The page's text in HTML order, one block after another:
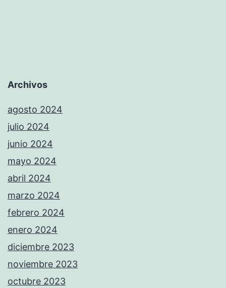
Archivos
agosto 2024
julio 2024
junio 2024
mayo 2024
abril 2024
marzo 2024
febrero 2024
enero 2024
diciembre 2023
noviembre 2023
octubre 2023